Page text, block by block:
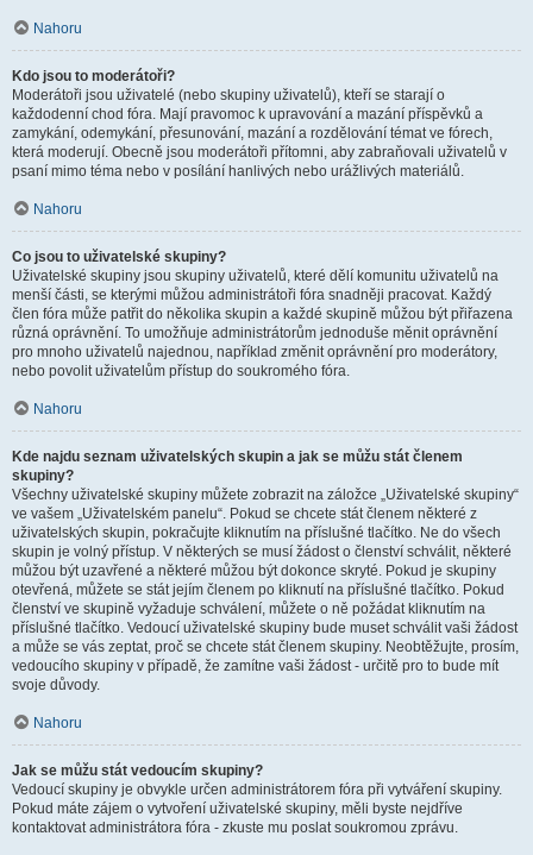
Nahoru
Kdo jsou to moderátoři?
Moderátoři jsou uživatelé (nebo skupiny uživatelů), kteří se starají o
každodenní chod fóra. Mají pravomoc k upravování a mazání příspěvků a
zamykání, odemykání, přesunování, mazání a rozdělování témat ve fórech,
která moderují. Obecně jsou moderátoři přítomni, aby zabraňovali uživatelů v
psaní mimo téma nebo v posílání hanlivých nebo urážlivých materiálů.
Nahoru
Co jsou to uživatelské skupiny?
Uživatelské skupiny jsou skupiny uživatelů, které dělí komunitu uživatelů na
menší části, se kterými můžou administrátoři fóra snadněji pracovat. Každý
člen fóra může patřit do několika skupin a každé skupině můžou být přiřazena
různá oprávnění. To umožňuje administrátorům jednoduše měnit oprávnění
pro mnoho uživatelů najednou, například změnit oprávnění pro moderátory,
nebo povolit uživatelům přístup do soukromého fóra.
Nahoru
Kde najdu seznam uživatelských skupin a jak se můžu stát členem
skupiny?
Všechny uživatelské skupiny můžete zobrazit na záložce „Uživatelské skupiny“
ve vašem „Uživatelském panelu“. Pokud se chcete stát členem některé z
uživatelských skupin, pokračujte kliknutím na příslušné tlačítko. Ne do všech
skupin je volný přístup. V některých se musí žádost o členství schválit, některé
můžou být uzavřené a některé můžou být dokonce skryté. Pokud je skupiny
otevřená, můžete se stát jejím členem po kliknutí na příslušné tlačítko. Pokud
členství ve skupině vyžaduje schválení, můžete o ně požádat kliknutím na
příslušné tlačítko. Vedoucí uživatelské skupiny bude muset schválit vaši žádost
a může se vás zeptat, proč se chcete stát členem skupiny. Neobtěžujte, prosím,
vedoucího skupiny v případě, že zamítne vaši žádost - určitě pro to bude mít
svoje důvody.
Nahoru
Jak se můžu stát vedoucím skupiny?
Vedoucí skupiny je obvykle určen administrátorem fóra při vytváření skupiny.
Pokud máte zájem o vytvoření uživatelské skupiny, měli byste nejdříve
kontaktovat administrátora fóra - zkuste mu poslat soukromou zprávu.